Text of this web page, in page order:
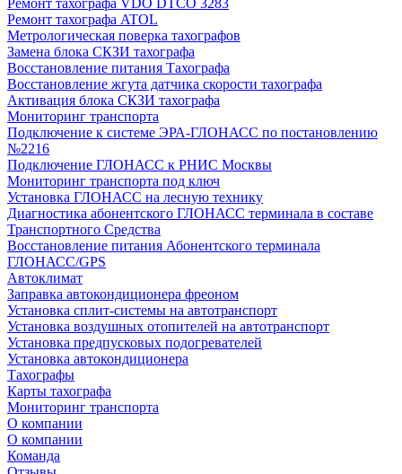
Ремонт тахографа VDO DTCO 3283
Ремонт тахографа ATOL
Метрологическая поверка тахографов
Замена блока СКЗИ тахографа
Восстановление питания Тахографа
Восстановление жгута датчика скорости тахографа
Активация блока СКЗИ тахографа
Мониторинг транспорта
Подключение к системе ЭРА-ГЛОНАСС по постановлению
№2216
Подключение ГЛОНАСС к РНИС Москвы
Мониторинг транспорта под ключ
Установка ГЛОНАСС на лесную технику
Диагностика абонентского ГЛОНАСС терминала в составе
Транспортного Средства
Восстановление питания Абонентского терминала
ГЛОНАСС/GPS
Автоклимат
Заправка автокондиционера фреоном
Установка сплит-системы на автотранспорт
Установка воздушных отопителей на автотранспорт
Установка предпусковых подогревателей
Установка автокондиционера
Тахографы
Карты тахографа
Мониторинг транспорта
О компании
О компании
Команда